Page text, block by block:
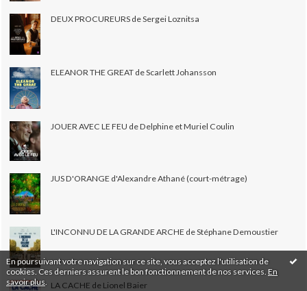
En poursuivant votre navigation sur ce site, vous acceptez l'utilisation de
cookies. Ces derniers assurent le bon fonctionnement de nos services. En
savoir plus
DEUX PROCUREURS de Sergei Loznitsa
ELEANOR THE GREAT de Scarlett Johansson
JOUER AVEC LE FEU de Delphine et Muriel Coulin
JUS D'ORANGE d'Alexandre Athané (court-métrage)
L'INCONNU DE LA GRANDE ARCHE de Stéphane Demoustier
LA CACHE de Lionel Baier